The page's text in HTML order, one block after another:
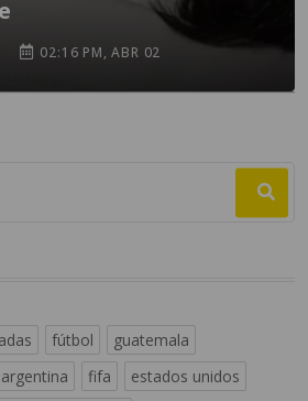
02:16 PM, ABR 02
fútbol
guatemala
argentina fifa
estados unidos